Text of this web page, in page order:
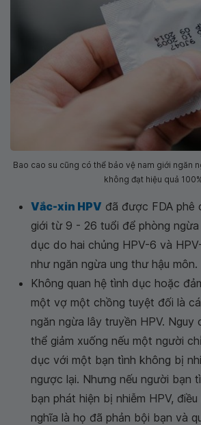
Bao cao su cũng có thể bảo vệ nam giới ngăn
không đạt hiệu quả
Vắc-xin HPV đã được FDA phê
giới từ 9 - 26 tuổi để phòng
dục do hai chủng HPV-6 và
như ngăn ngừa ung thư hậu môn.
Không quan hệ tình dục hoặc
một vợ một chồng tuyệt đối là
ngăn ngừa lây truyền HPV. Nguy
thể giảm xuống nếu một người
dục với một bạn tình không bị
ngược lại. Nhưng nếu người bạn
bạn phát hiện bị nhiễm HPV,
nghĩa là họ đã phản bội bạn và